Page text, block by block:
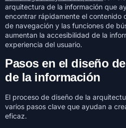
arquitectura de la información que
encontrar rápidamente el contenido
de navegación y las funciones de
aumentan la accesibilidad de la
experiencia del usuario.
Pasos en el diseño
de la información
El proceso de diseño de la
varios pasos clave que ayudan a
eficaz.